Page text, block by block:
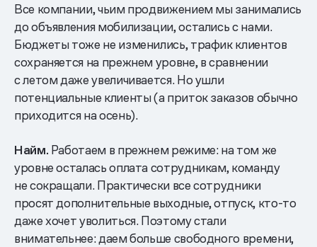
Все компании, чьим продвижением мы занимались
до объявления мобилизации, остались с нами.
Бюджеты тоже не изменились, трафик клиентов
сохраняется на прежнем уровне, в сравнении
с летом даже увеличивается. Но ушли
потенциальные клиенты (а приток заказов обычно
приходится на осень).
Найм. Работаем в прежнем режиме: на том же
уровне осталась оплата сотрудникам, команду
не сокращали. Практически все сотрудники
просят дополнительные выходные, отпуск, кто-то
даже хочет уволиться. Поэтому стали
внимательнее: даем больше свободного времени,